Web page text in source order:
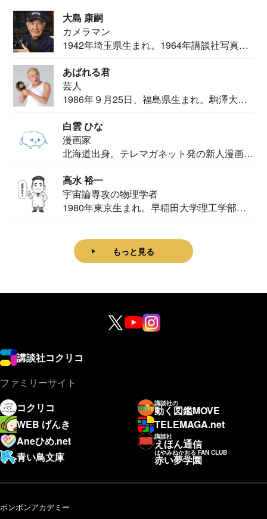
大島 康嗣
カメラマン
1942年埼玉県生まれ。1964年講談社写真部
あばれる君
芸人
1986年９月25日、福島県生まれ。駒澤大学
白雲 ひな
漫画家
北海道出身。テレマガネット発の新人漫画
高水 裕一
宇宙論専攻の物理学者
1980年東京生まれ。早稲田大学理工学部物
もっと見る
講談社コクリコ
ファミリーサイト
コクリコ
講談社の
動く図鑑MOVE
WEB げんき
TELEMAGA.net
Aneひめ.net
講談社
えほん通信
青い鳥文庫
はやみねかおる FAN CLUB
赤い夢学園
ボンボンアカデミー